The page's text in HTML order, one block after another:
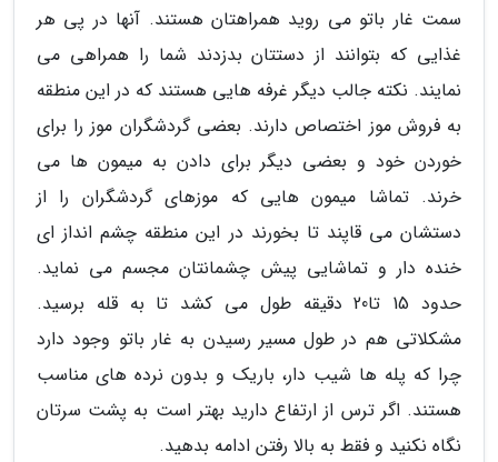
سمت غار باتو می روید همراهتان هستند. آنها در پی هر
غذایی که بتوانند از دستتان بدزدند شما را همراهی می
نمایند. نکته جالب دیگر غرفه هایی هستند که در این منطقه
به فروش موز اختصاص دارند. بعضی گردشگران موز را برای
خوردن خود و بعضی دیگر برای دادن به میمون ها می
خرند. تماشا میمون هایی که موزهای گردشگران را از
دستشان می قاپند تا بخورند در این منطقه چشم انداز ای
خنده دار و تماشایی پیش چشمانتان مجسم می نماید.
حدود 15 تا20 دقیقه طول می کشد تا به قله برسید.
مشکلاتی هم در طول مسیر رسیدن به غار باتو وجود دارد
چرا که پله ها شیب دار، باریک و بدون نرده های مناسب
هستند. اگر ترس از ارتفاع دارید بهتر است به پشت سرتان
نگاه نکنید و فقط به بالا رفتن ادامه بدهید.